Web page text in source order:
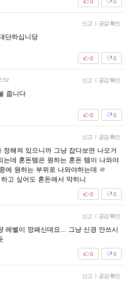
0
0
신고 | 공감 확인
단하십니당
0
0
신고 | 공감 확인
줍니다
0
0
신고 | 공감 확인
해져 있으니까 그냥 잡다보면 나오거
는데 혼돈템은 원하는 혼돈 템이 나와야
에 원하는 부위로 나와야하는데 ㄹ
고 싶어도 혼돈에서 막히니
0
0
신고 | 공감 확인
레벨이 깡패신데요... 그냥 신경 안쓰시
0
0
신고 | 공감 확인